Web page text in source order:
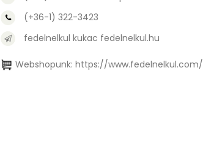
(+36-1) 322-3423
fedelnelkul kukac fedelnelkul.hu
Webshopunk: https://www.fedelnelkul.com/